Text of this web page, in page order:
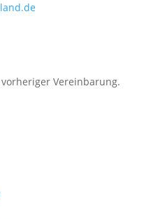
Vereinbarung.